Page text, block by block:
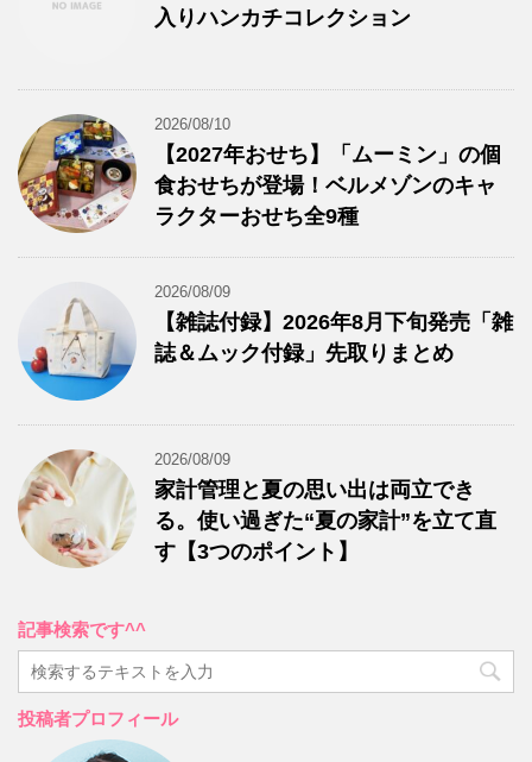
入りハンカチコレクション
2026/08/10
【2027年おせち】「ムーミン」の個
食おせちが登場！ベルメゾンのキャ
ラクターおせち全9種
2026/08/09
【雑誌付録】2026年8月下旬発売「雑
誌＆ムック付録」先取りまとめ
2026/08/09
家計管理と夏の思い出は両立でき
る。使い過ぎた“夏の家計”を立て直
す【3つのポイント】
記事検索です^^
投稿者プロフィール